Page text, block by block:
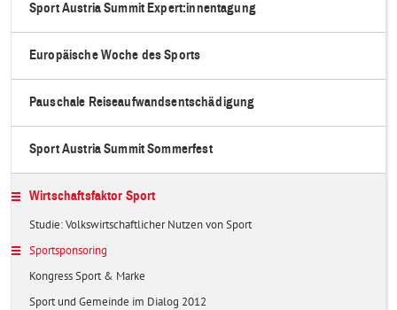
Sport Austria Summit Expert:innentagung
Europäische Woche des Sports
Pauschale Reiseaufwandsentschädigung
Sport Austria Summit Sommerfest
Wirtschaftsfaktor Sport
Studie: Volkswirtschaftlicher Nutzen von Sport
Sportsponsoring
Kongress Sport & Marke
Sport und Gemeinde im Dialog 2012